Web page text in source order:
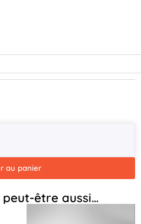
au panier
être aussi…